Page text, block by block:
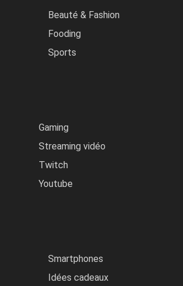
Beauté & Fashion
Fooding
Sports
Gaming
Streaming vidéo
Twitch
Youtube
Smartphones
Idées cadeaux